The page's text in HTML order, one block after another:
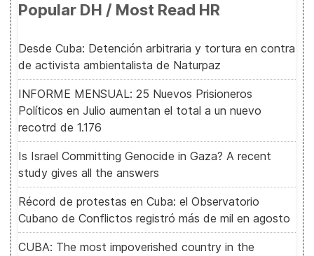
Popular DH / Most Read HR
Desde Cuba: Detención arbitraria y tortura en contra
de activista ambientalista de Naturpaz
INFORME MENSUAL: 25 Nuevos Prisioneros
Políticos en Julio aumentan el total a un nuevo
recotrd de 1.176
Is Israel Committing Genocide in Gaza? A recent
study gives all the answers
Récord de protestas en Cuba: el Observatorio
Cubano de Conflictos registró más de mil en agosto
CUBA: The most impoverished country in the